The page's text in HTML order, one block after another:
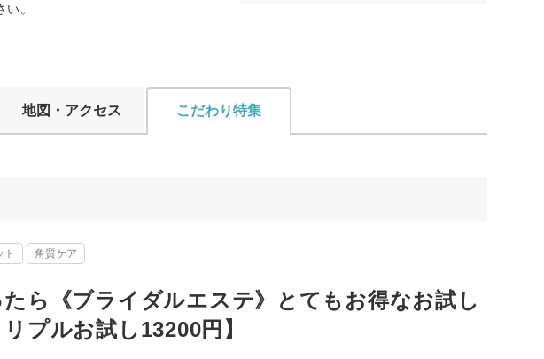
。
地図・アクセス こだわり特集
ト 角質ケア
ら《ブライダルエステ》とてもお得なお試し
プルお試し13200円】